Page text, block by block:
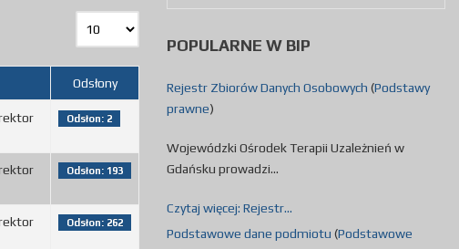
Odsłony
Odsłon: 2
Odsłon: 193
Odsłon: 262
POPULARNE W BIP
Rejestr Zbiorów Danych Osobowych (Podstawy
prawne)
Wojewódzki Ośrodek Terapii Uzależnień w
Gdańsku prowadzi...
Czytaj więcej: Rejestr...
Podstawowe dane podmiotu (Podstawowe